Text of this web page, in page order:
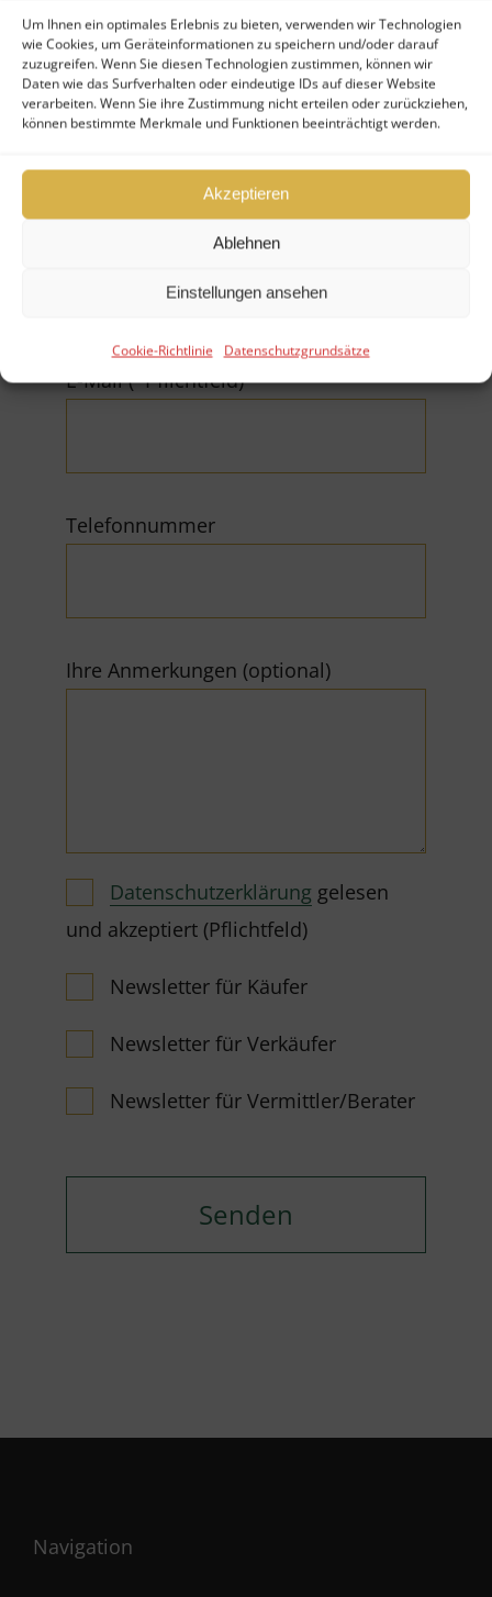
Um Ihnen ein optimales Erlebnis zu bieten, verwenden wir Technologien
wie Cookies, um Geräteinformationen zu speichern und/oder darauf
zuzugreifen. Wenn Sie diesen Technologien zustimmen, können wir
Daten wie das Surfverhalten oder eindeutige IDs auf dieser Website
verarbeiten. Wenn Sie ihre Zustimmung nicht erteilen oder zurückziehen,
können bestimmte Merkmale und Funktionen beeinträchtigt werden.
Akzeptieren
Ablehnen
Einstellungen ansehen
Cookie-Richtlinie Datenschutzgrundsätze
Ihr Nachname (*Pflichtfeld)
E-Mail (*Pflichtfeld)
Telefonnummer
Ihre Anmerkungen (optional)
Datenschutzerklärung gelesen
und akzeptiert (Pflichtfeld)
Newsletter für Käufer
Newsletter für Verkäufer
Newsletter für Vermittler/Berater
Navigation